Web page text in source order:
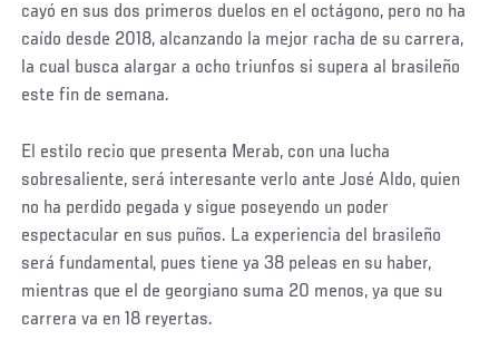
cayó en sus dos primeros duelos en el octágono, pero no ha
caído desde 2018, alcanzando la mejor racha de su carrera,
la cual busca alargar a ocho triunfos si supera al brasileño
este fin de semana.
El estilo recio que presenta Merab, con una lucha
sobresaliente, será interesante verlo ante José Aldo, quien
no ha perdido pegada y sigue poseyendo un poder
espectacular en sus puños. La experiencia del brasileño
será fundamental, pues tiene ya 38 peleas en su haber,
mientras que el de georgiano suma 20 menos, ya que su
carrera va en 18 reyertas.